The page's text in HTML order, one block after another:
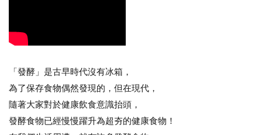
「發酵」是古早時代沒有冰箱，
為了保存食物偶然發現的，但在現代，
隨著大家對於健康飲食意識抬頭，
發酵食物已經慢慢躍升為超夯的健康食物！